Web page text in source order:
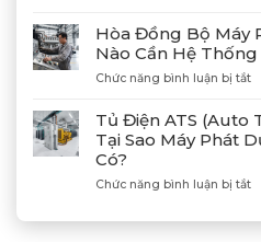
Vị
Xả
Bị
Hòa Đồng Bộ Máy
Nào Cần Hệ Thống
Chức năng bình luận bị tắtở
Bộ
Tủ Điện ATS (Auto
Tại Sao Máy Phát
Có?
Chức năng bình luận bị tắtở